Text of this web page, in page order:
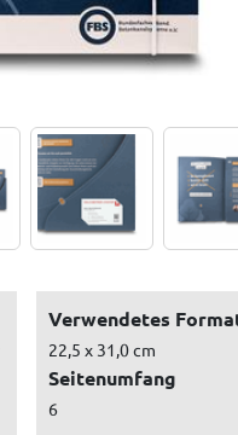
Verwendetes
22,5 x 31,0 cm
Seitenumfang
6